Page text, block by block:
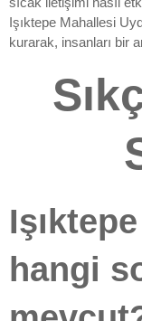
Işıktepe Mahallesi
kurarak, insanları bir
hangi